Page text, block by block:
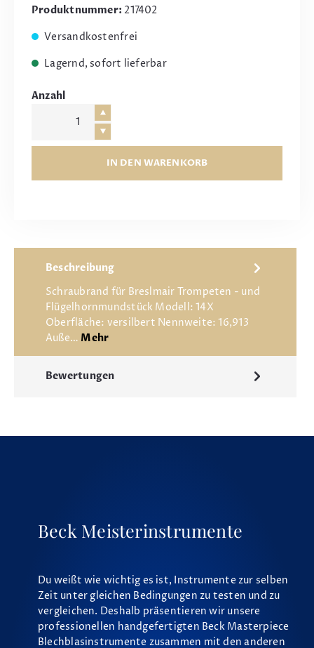
Produktnummer: 217402
Versandkostenfrei
Lagernd, sofort lieferbar
Anzahl
IN DEN WARENKORB
Beschreibung
Schraubrand für Breslmair Trompeten - und
Flügelhornmundstück Modell: 14X
Oberfläche: versilbert Nennweite: 16,913
Auße… Mehr
Bewertungen
Beck Meisterinstrumente
Du weißt wie wichtig es ist, Instrumente zur selben
Zeit unter gleichen Bedingungen zu testen und zu
vergleichen. Deshalb präsentieren wir unsere
professionellen handgefertigten Beck Masterpiece
Blechblasinstrumente zusammen mit den anderen